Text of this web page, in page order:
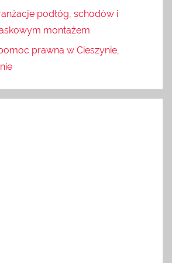
podłóg, schodów i
montażem
prawna w Cieszynie,